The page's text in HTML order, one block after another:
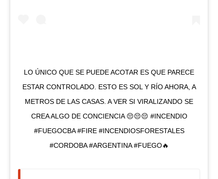
LO ÚNICO QUE SE PUEDE ACOTAR ES QUE PARECE
ESTAR CONTROLADO. ESTO ES SOL Y RÍO AHORA, A
METROS DE LAS CASAS. A VER SI VIRALIZANDO SE
CREA ALGO DE CONCIENCIA 😔😔😔 #INCENDIO
#FUEGOCBA #FIRE #INCENDIOSFORESTALES
#CORDOBA #ARGENTINA #FUEGO🔥